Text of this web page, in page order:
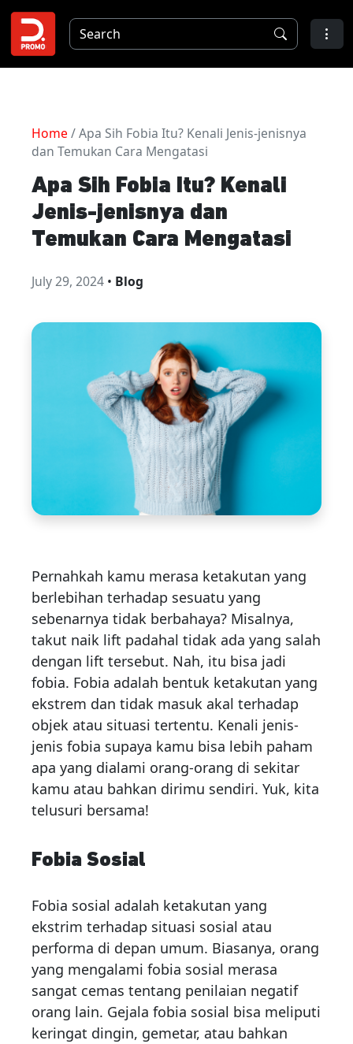
Home / Apa Sih Fobia Itu? Kenali Jenis-jenisnya
dan Temukan Cara Mengatasi
Apa Sih Fobia Itu? Kenali
Jenis-jenisnya dan
Temukan Cara Mengatasi
July 29, 2024 • Blog
Pernahkah kamu merasa ketakutan yang
berlebihan terhadap sesuatu yang
sebenarnya tidak berbahaya? Misalnya,
takut naik lift padahal tidak ada yang salah
dengan lift tersebut. Nah, itu bisa jadi
fobia. Fobia adalah bentuk ketakutan yang
ekstrem dan tidak masuk akal terhadap
objek atau situasi tertentu. Kenali jenis-
jenis fobia supaya kamu bisa lebih paham
apa yang dialami orang-orang di sekitar
kamu atau bahkan dirimu sendiri. Yuk, kita
telusuri bersama!
Fobia Sosial
Fobia sosial adalah ketakutan yang
ekstrim terhadap situasi sosial atau
performa di depan umum. Biasanya, orang
yang mengalami fobia sosial merasa
sangat cemas tentang penilaian negatif
orang lain. Gejala fobia sosial bisa meliputi
keringat dingin, gemetar, atau bahkan